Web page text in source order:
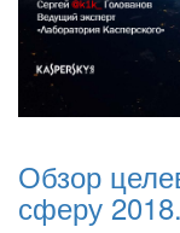
Обзор
сферу